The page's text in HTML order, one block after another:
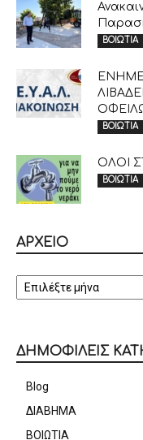
ΒΟΙΩΤΙΑ
ΒΟΙΩΤΙΑ
ΟΛΟΙ
ΒΟΙΩΤΙΑ
ΑΡΧΕΙΟ
ΑΡΧΕΙΟ
ΔΗΜΟΦΙΛΕΙΣ
Blog
ΔΙΑΒΗΜΑ
ΒΟΙΩΤΙΑ